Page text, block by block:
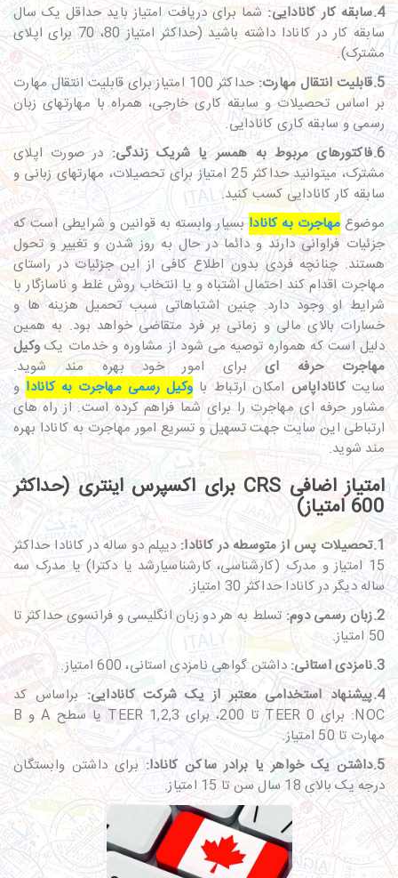
4.سابقه کار کانادایی:
شما برای دریافت امتیاز باید حداقل یک سال
سابقه کار در کانادا داشته باشید (حداکثر امتیاز 80، 70 برای اپلای
مشترک).
5.قابلیت انتقال مهارت:
حداکثر 100 امتیاز برای قابلیت انتقال مهارت
بر اساس تحصیلات و سابقه کاری خارجی، همراه با مهارت­های زبان
رسمی و سابقه کاری کانادایی.
6.فاکتورهای مربوط به همسر یا شریک زندگی:
در صورت اپلای
مشترک، می­توانید حداکثر 25 امتیاز برای تحصیلات، مهارت­های زبانی و
سابقه کار کانادایی کسب کنید.
موضوع مهاجرت به کانادا بسیار وابسته به قوانین و شرایطی است که
جزئیات فراوانی دارند و دائما در حال به روز شدن و تغییر و تحول
هستند. چنانچه فردی بدون اطلاع کافی از این جزئیات در راستای
مهاجرت اقدام کند احتمال اشتباه و یا انتخاب روش غلط و ناسازگار با
شرایط او وجود دارد. چنین اشتباهاتی سبب تحمیل هزینه ها و
خسارات بالای مالی و زمانی بر فرد متقاضی خواهد بود. به همین
دلیل است که همواره توصیه می شود از مشاوره و خدمات یکوکیل
مهاجرت حرفه ایبرای امور خود بهره مند شوید.
سایتکاناداپاس امکان ارتباط با وکیل رسمی مهاجرت به کاناداو
مشاور حرفه ای مهاجرت را برای شما فراهم کرده است. از راه های
ارتباطی این سایت جهت تسهیل و تسریع امور مهاجرت به کانادا بهره
مند شوید.
امتیاز اضافی CRS برای اکسپرس اینتری (حداکثر
600 امتیاز)
1.تحصیلات پس از متوسطه در کانادا:
دیپلم دو ساله در کانادا حداکثر
15 امتیاز و مدرک (کارشناسی، کارشناسی­ارشد یا دکترا) یا مدرک سه
ساله دیگر در کانادا حداکثر 30 امتیاز.
2.زبان رسمی دوم:
تسلط به هر دو زبان انگلیسی و فرانسوی حداکثر تا
50 امتیاز.
3.نامزدی استانی:
داشتن گواهی نامزدی استانی، 600 امتیاز.
4.پیشنهاد استخدامی معتبر از یک شرکت کانادایی:
براساس کد
NOC: برای TEER 0 تا 200، برای TEER 1,2,3 یا سطح A و B
مهارت تا 50 امتیاز.
5.داشتن یک خواهر یا برادر ساکن کانادا:
برای داشتن وابستگان
درجه یک بالای 18 سال سن تا 15 امتیاز.